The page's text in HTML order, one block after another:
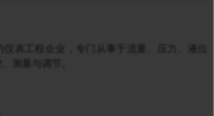
表工程企业，专门从事于流量、压力、液位
测量与调节。